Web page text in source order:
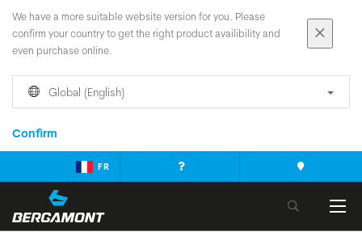
We have a more suitable website version for you. Please
confirm your country to get the right product availibility and
even purchase online.
Global (English)
Confirm
FR